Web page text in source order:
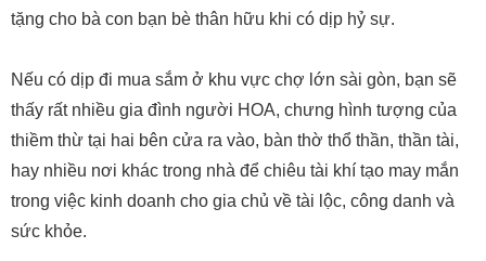
tặng cho bà con bạn bè thân hữu khi có dịp hỷ sự.
Nếu có dịp đi mua sắm ở khu vực chợ lớn sài gòn, bạn sẽ
thấy rất nhiều gia đình người HOA, chưng hình tượng của
thiềm thừ tại hai bên cửa ra vào, bàn thờ thổ thần, thần tài,
hay nhiều nơi khác trong nhà để chiêu tài khí tạo may mắn
trong việc kinh doanh cho gia chủ về tài lộc, công danh và
sức khỏe.